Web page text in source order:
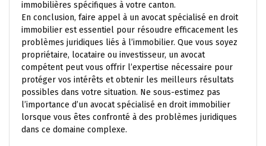
immobilières spécifiques à votre canton.
En conclusion, faire appel à un avocat spécialisé en droit
immobilier est essentiel pour résoudre efficacement les
problèmes juridiques liés à l’immobilier. Que vous soyez
propriétaire, locataire ou investisseur, un avocat
compétent peut vous offrir l’expertise nécessaire pour
protéger vos intérêts et obtenir les meilleurs résultats
possibles dans votre situation. Ne sous-estimez pas
l’importance d’un avocat spécialisé en droit immobilier
lorsque vous êtes confronté à des problèmes juridiques
dans ce domaine complexe.